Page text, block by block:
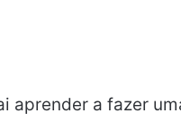
aprender a fazer